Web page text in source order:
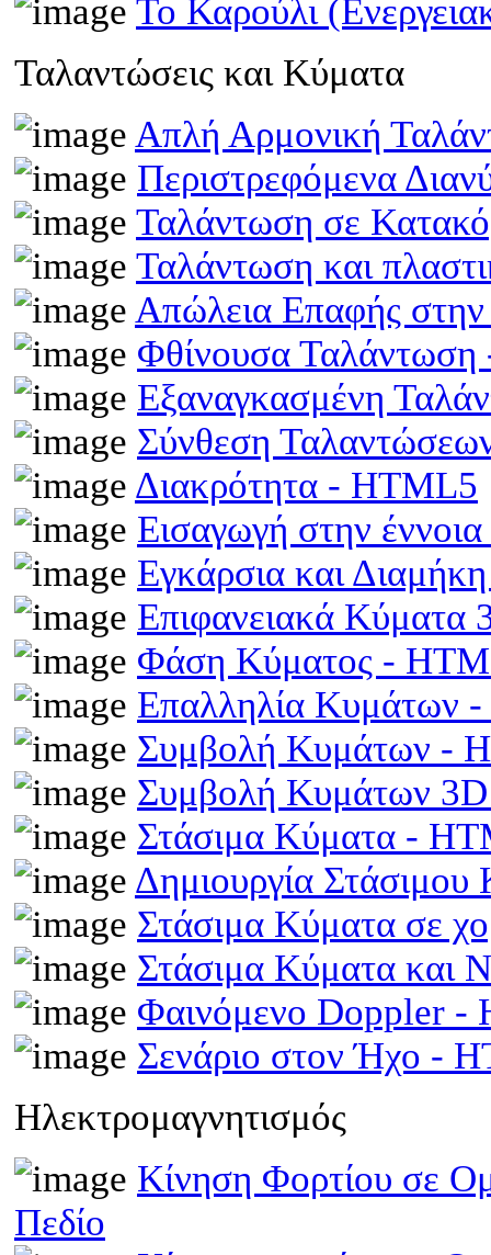
Το Καρούλι
Ταλαντώσεις και Κύματα
Απλή Αρμονική
Περιστρεφόμενα
Ταλάντωση σε
Ταλάντωση και
Απώλεια Επαφής
Φθίνουσα
Εξαναγκασμένη
Σύνθεση
Διακρότητα - HTML5
Εισαγωγή στην
Εγκάρσια και
Επιφανειακά
Φάση Κύματος -
Επαλληλία Κυμάτων
Συμβολή Κυμάτων -
Συμβολή Κυμάτων
Στάσιμα Κύματα -
Δημιουργία
Στάσιμα Κύματα σε
Στάσιμα Κύματα και
Φαινόμενο Doppler -
Σενάριο στον Ήχο -
Ηλεκτρομαγνητισμός
Κίνηση Φορτίου σε
Πεδίο